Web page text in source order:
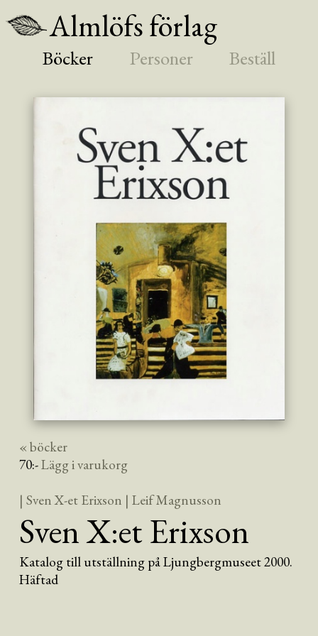
Almlöfs förlag
Böcker Personer Beställ
« böcker
70:-Lägg i varukorg
| Sven X-et Erixson | Leif Magnusson
Sven X:et Erixson
Katalog till utställning på Ljungbergmuseet 2000.
Häftad